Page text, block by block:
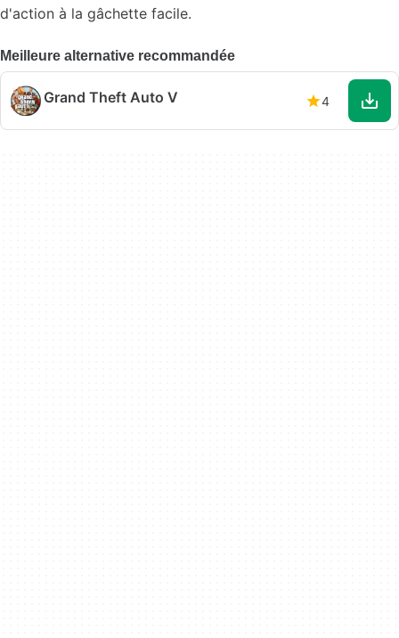
d'action à la gâchette facile.
Meilleure alternative recommandée
Grand Theft Auto V 4